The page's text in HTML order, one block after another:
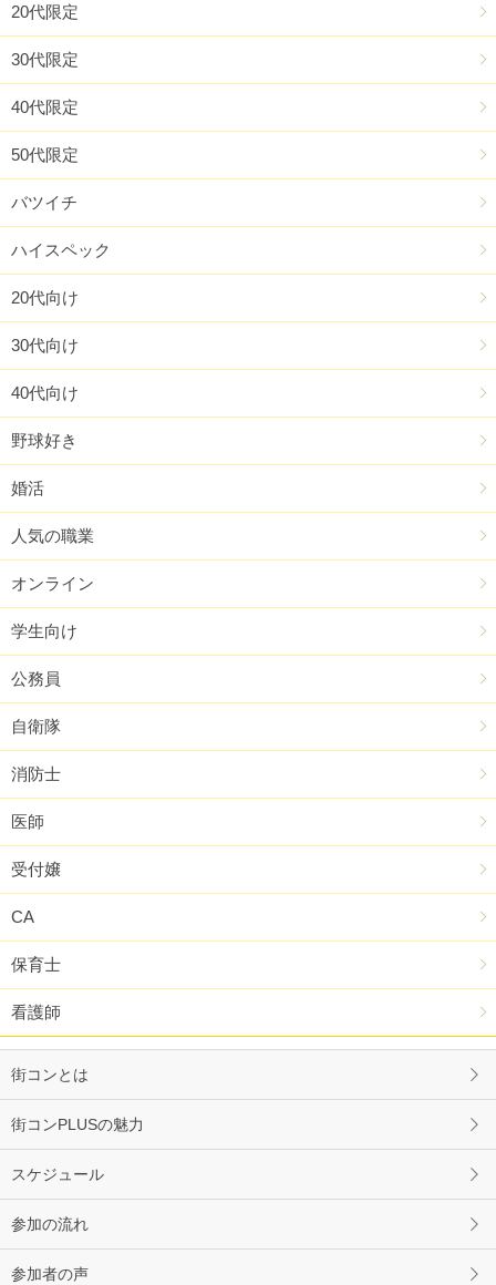
20代限定
30代限定
40代限定
50代限定
バツイチ
ハイスペック
20代向け
30代向け
40代向け
野球好き
婚活
人気の職業
オンライン
学生向け
公務員
自衛隊
消防士
医師
受付嬢
CA
保育士
看護師
街コンとは
街コンPLUSの魅力
スケジュール
参加の流れ
参加者の声